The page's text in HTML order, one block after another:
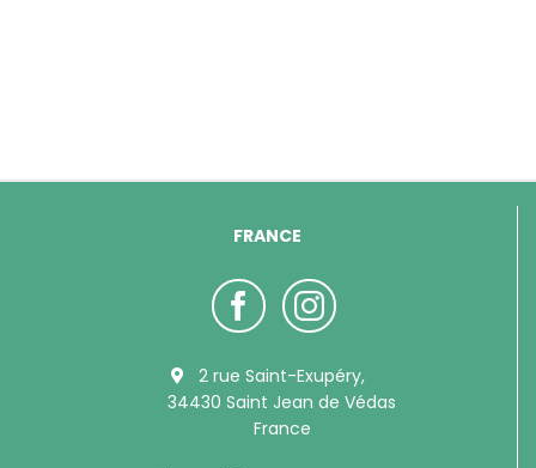
FRANCE
2 rue Saint-Exupéry,
34430 Saint Jean de Védas
France